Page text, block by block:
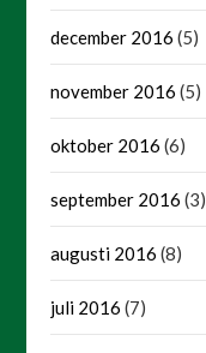
december 2016 (5)
november 2016 (5)
oktober 2016 (6)
september 2016 (3)
augusti 2016 (8)
juli 2016 (7)